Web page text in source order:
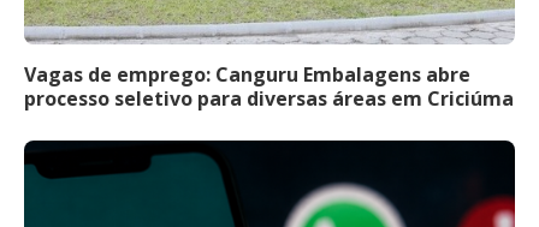
Vagas de emprego: Canguru Embalagens abre
processo seletivo para diversas áreas em Criciúma